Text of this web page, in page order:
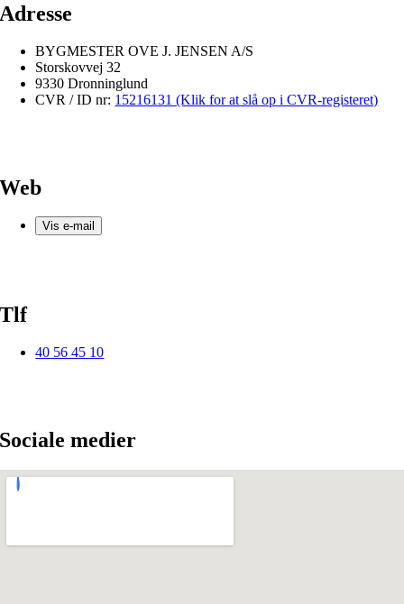
Adresse
BYGMESTER OVE J. JENSEN A/S
Storskovvej 32
9330 Dronninglund
CVR / ID nr: 15216131 (Klik for at slå op i CVR-registeret)
Web
Vis e-mail
Tlf
40 56 45 10
Sociale medier